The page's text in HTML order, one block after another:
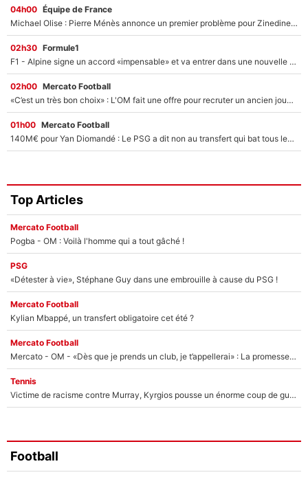
04h00 Équipe de France
Michael Olise : Pierre Ménès annonce un premier problème pour Zinedine Zidane en équipe de France
02h30 Formule1
F1 - Alpine signe un accord «impensable» et va entrer dans une nouvelle dimension : Grande nouvelle pour Pierre Gasly !
02h00 Mercato Football
«C’est un très bon choix» : L'OM fait une offre pour recruter un ancien joueur du PSG... et c'est validé dans l'After Foot !
01h00 Mercato Football
140M€ pour Yan Diomandé : Le PSG a dit non au transfert qui bat tous les records sur le mercato
Top Articles
Mercato Football
Pogba - OM : Voilà l'homme qui a tout gâché !
PSG
«Détester à vie», Stéphane Guy dans une embrouille à cause du PSG !
Mercato Football
Kylian Mbappé, un transfert obligatoire cet été ?
Mercato Football
Mercato - OM - «Dès que je prends un club, je t’appellerai» : La promesse de Marcelino au moment de claquer la porte
Tennis
Victime de racisme contre Murray, Kyrgios pousse un énorme coup de gueule !
Football